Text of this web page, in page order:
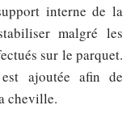
interne de la
malgré les
sur le parquet.
ajoutée afin de
cheville.